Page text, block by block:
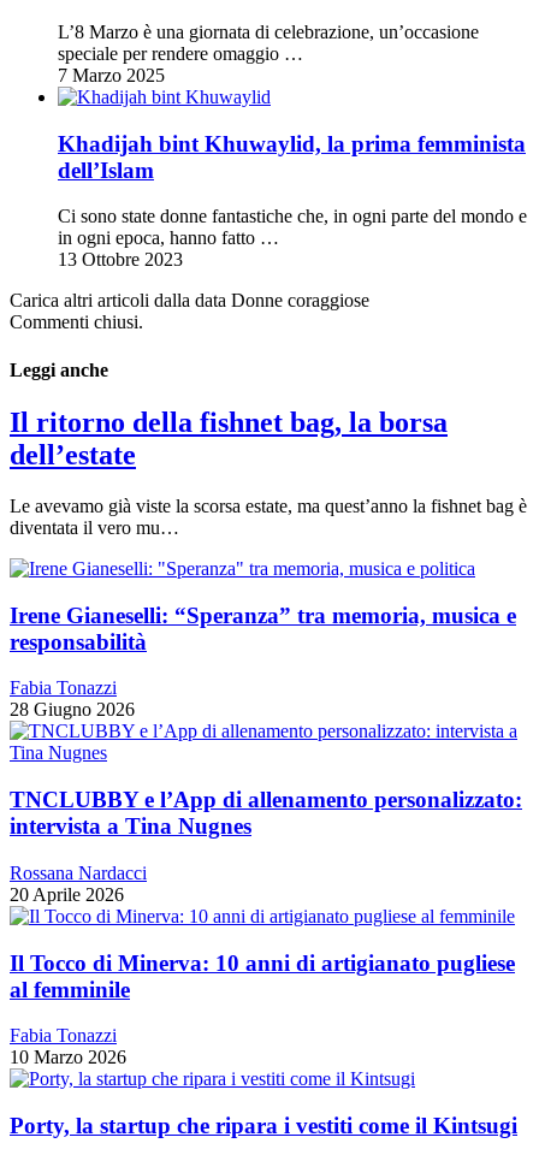
L’8 Marzo è una giornata di celebrazione, un’occasione
speciale per rendere omaggio …
7 Marzo 2025
Khadijah bint Khuwaylid, la prima femminista
dell’Islam
Ci sono state donne fantastiche che, in ogni parte del mondo e
in ogni epoca, hanno fatto …
13 Ottobre 2023
Carica altri articoli dalla data Donne coraggiose
Commenti chiusi.
Leggi anche
Il ritorno della fishnet bag, la borsa
dell’estate
Le avevamo già viste la scorsa estate, ma quest’anno la fishnet bag è
diventata il vero mu…
Irene Gianeselli: “Speranza” tra memoria, musica e
responsabilità
Fabia Tonazzi
28 Giugno 2026
TNCLUBBY e l’App di allenamento personalizzato:
intervista a Tina Nugnes
Rossana Nardacci
20 Aprile 2026
Il Tocco di Minerva: 10 anni di artigianato pugliese
al femminile
Fabia Tonazzi
10 Marzo 2026
Porty, la startup che ripara i vestiti come il Kintsugi